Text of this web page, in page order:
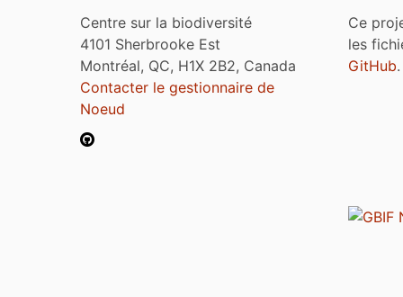
Centre sur la biodiversité
4101 Sherbrooke Est
Montréal, QC, H1X 2B2, Canada
Contacter le gestionnaire de
Noeud
Ce
les
GitHub.